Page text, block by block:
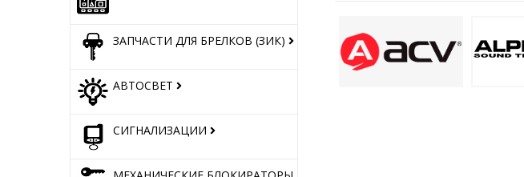
ЗАПЧАСТИ ДЛЯ БРЕЛКОВ (ЗИК)
АВТОСВЕТ
СИГНАЛИЗАЦИИ